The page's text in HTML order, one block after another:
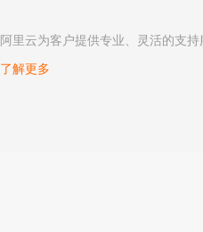
阿里云为客户提供专业、灵活的支
了解更多